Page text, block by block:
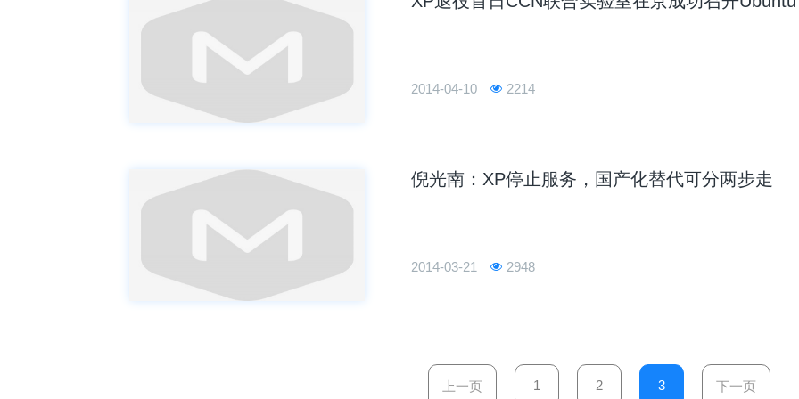
2014-04-10 2214
倪光南：XP停止服务，国产化替代可分两步走
2014-03-21 2948
上一页 1 2 3 下一页